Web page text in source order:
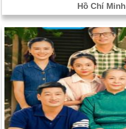
Hồ Chí Minh